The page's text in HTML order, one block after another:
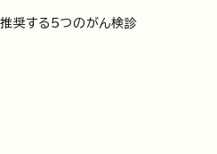
奨する5つのがん検診